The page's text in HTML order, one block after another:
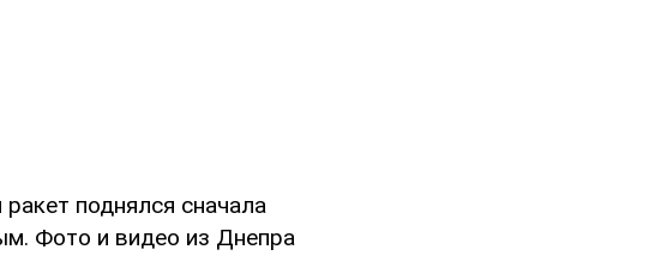
поднялся сначала
Фото и видео из Днепра